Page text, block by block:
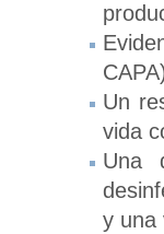
Un
vida
Una
y una